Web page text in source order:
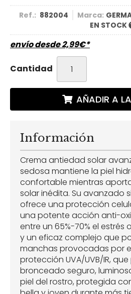
Ref.: 882004 Marca:
EN STOCK
envío desde2,99€*
Cantidad
AÑADIR A
Información
Crema antiedad solar
sedosa mantiene la piel
confortable mientras
solar inédita. Su avanzado
ofrece una protección
una potente acción anti-
entre un 65%-70% el estrés
y un eficaz complejo que
manchas provocadas por
protección UVA/UVB/IR,
bronceado seguro,
piel del rostro, protegida